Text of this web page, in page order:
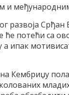
и
развоја Срђан
потећи са
ипак
Кембриџу